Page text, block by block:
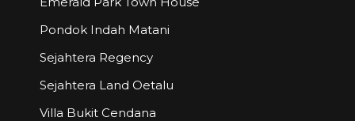
Pondok Indah Matani
Sejahtera Regency
Sejahtera Land Oetalu
Villa Bukit Cendana